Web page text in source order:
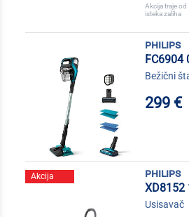
Akcija traje
isteka zaliha
philips
FC6904
Bežični
299 €
Akcija
philips
XD8152
Usisavač